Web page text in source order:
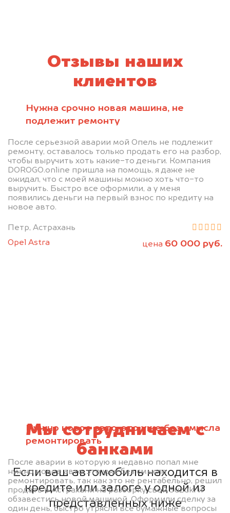
Отзывы наших
клиентов
Нужна срочно новая машина, не
подлежит ремонту
После серьезной аварии мой Опель не подлежит
ремонту, оставалось только продать его на разбор,
чтобы выручить хоть какие-то деньги. Компания
DOROGO.online пришла на помощь, я даже не
ожидал, что с моей машины можно хоть что-то
выручить. Быстро все оформили, а у меня
появились деньги на первый взнос по кредиту на
новое авто.
Петр, Астрахань
Opel Astra
цена 60 000 руб.
Нужно новое авто, это уже без смысла
ремонтировать
После аварии в которую я недавно попал мне
нужно новое авто, это уже без смысла
ремонтировать, так как это не рентабельно, решил
продать в Астрахани на разборку свой Suzuki и
обзавестись новой машиной. Оформили сделку за
один день, быстро утрясли все бумажные вопросы
Мы сотрудничаем с
банками
Если ваш автомобиль находится в
кредите или залоге у одной из
представленных ниже